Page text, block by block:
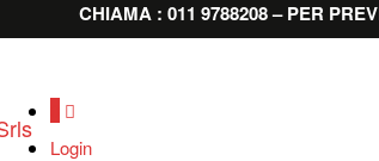
CHIAMA : 011 9788208 – PER
Login